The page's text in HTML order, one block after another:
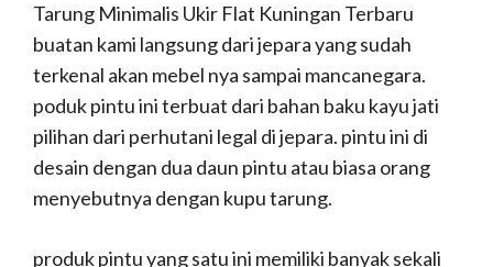
Tarung Minimalis Ukir Flat Kuningan Terbaru
buatan kami langsung dari jepara yang sudah
terkenal akan mebel nya sampai mancanegara.
poduk pintu ini terbuat dari bahan baku kayu jati
pilihan dari perhutani legal di jepara. pintu ini di
desain dengan dua daun pintu atau biasa orang
menyebutnya dengan kupu tarung.
produk pintu yang satu ini memiliki banyak sekali